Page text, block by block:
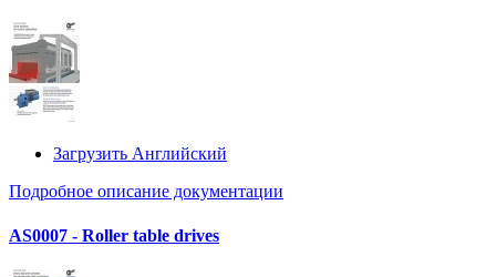
Загрузить Английский
Подробное описание документации
AS0007 - Roller table drives